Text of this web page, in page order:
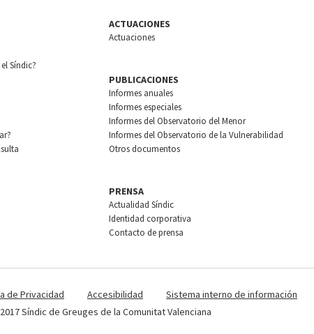
Síndic?
ACTUACIONES
Actuaciones
PUBLICACIONES
Informes anuales
Informes especiales
Informes del Observatorio del Menor
Informes del Observatorio de la Vulnerabilidad
Otros documentos
PRENSA
Actualidad Síndic
Identidad corporativa
Contacto de prensa
de Privacidad Accesibilidad
Sistema interno de información
Síndic de Greuges de la Comunitat Valenciana